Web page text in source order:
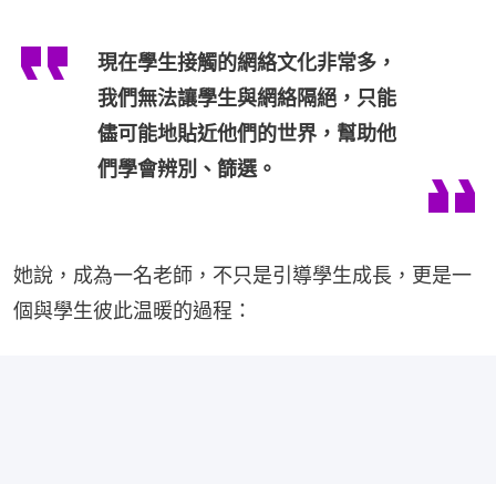
現在學生接觸的網絡文化非常多，
我們無法讓學生與網絡隔絕，只能
儘可能地貼近他們的世界，幫助他
們學會辨別、篩選。
她說，成為一名老師，不只是引導學生成長，更是一
個與學生彼此温暖的過程：